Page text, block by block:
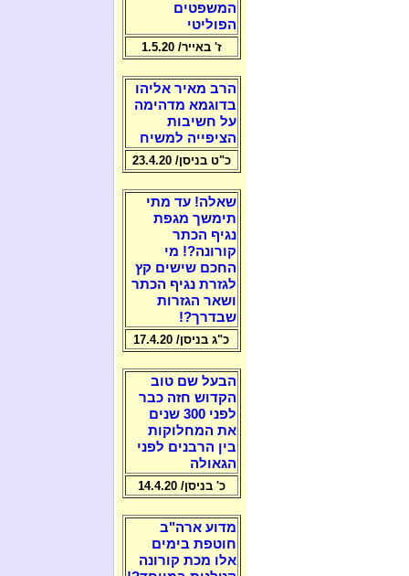
המשפטים
הפוליטי
ז' באייר/ 1.5.20
הרב מאיר אליהו
בדוגמא מדהימה
על חשיבות
הציפייה למשיח
כ"ט בניסן/ 23.4.20
שאלה! עד מתי
תימשך מגפת
נגיף הכתר
קורונה?! מי
החכם שישים קץ
לגזרת נגיף הכתר
ושאר הגזרות
שבדרך?!
כ"ג בניסן/ 17.4.20
הבעל שם טוב
הקדוש חזה כבר
לפני 300 שנים
את המחלוקות
בין הרבנים לפני
הגאולה
כ' בניסן/ 14.4.20
מדוע ארה"ב
חוטפת בימים
אלו מכת קורונה